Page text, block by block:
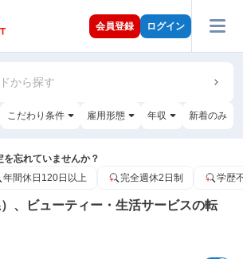
会員登録 ログイン
から探す
こだわり条件 雇用形態 年収 新着のみ
忘れていませんか？
年間休日120日以上 完全週休2日制 学歴
、ビューティー・生活サービスの転